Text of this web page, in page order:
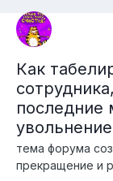
Как
тема форума
прекращение и